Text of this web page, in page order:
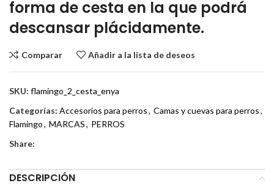
forma de cesta en la que podrá
descansar plácidamente.
Comparar Añadir a la lista de deseos
SKU: flamingo_2_cesta_enya
Categorías: Accesorios para perros, Camas y cuevas para perros,
Flamingo, MARCAS, PERROS
Share:
DESCRIPCIÓN